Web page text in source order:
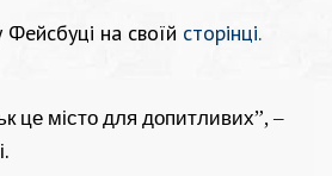
Фейсбуці на своїй сторінці.
це місто для допитливих”, –